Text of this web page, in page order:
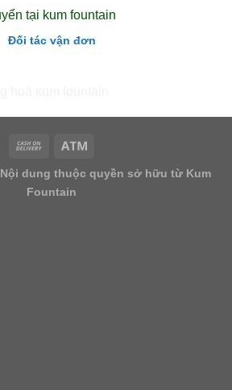
Đối tác vận đơn
Nội dung thuộc quyền sở hữu từ Kum
Fountain